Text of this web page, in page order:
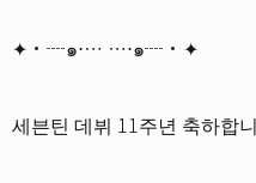
✦•┈๑⋅⋯ ⋯⋅๑┈•✦
세븐틴 데뷔 11주년 축하합